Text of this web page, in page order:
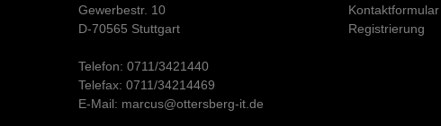
Gewerbestr. 10
D-70565 Stuttgart
Telefon: 0711/3421440
Telefax: 0711/34214469
E-Mail: marcus@ottersberg-it.de
Kontaktformular
Registrierung